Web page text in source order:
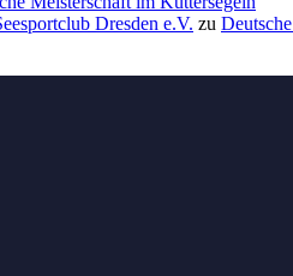
Dresden e.V. zu